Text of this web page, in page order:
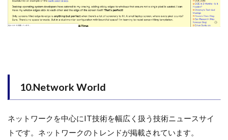
10.Network World
ネットワークを中心にIT技術を幅広く扱う技術ニュースサイ
トです。ネットワークのトレンドが掲載されています。